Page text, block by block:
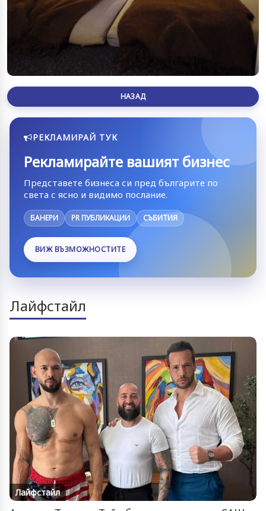
НАЗАД
РЕКЛАМИРАЙ ТУК
Рекламирайте вашият бизнес
Представете бизнеса си пред българите по
света с ясно и видимо послание.
БАНЕРИ PR ПУБЛИКАЦИИ СЪБИТИЯ
ВИЖ ВЪЗМОЖНОСТИТЕ
Лайфстайл
Лайфстайл